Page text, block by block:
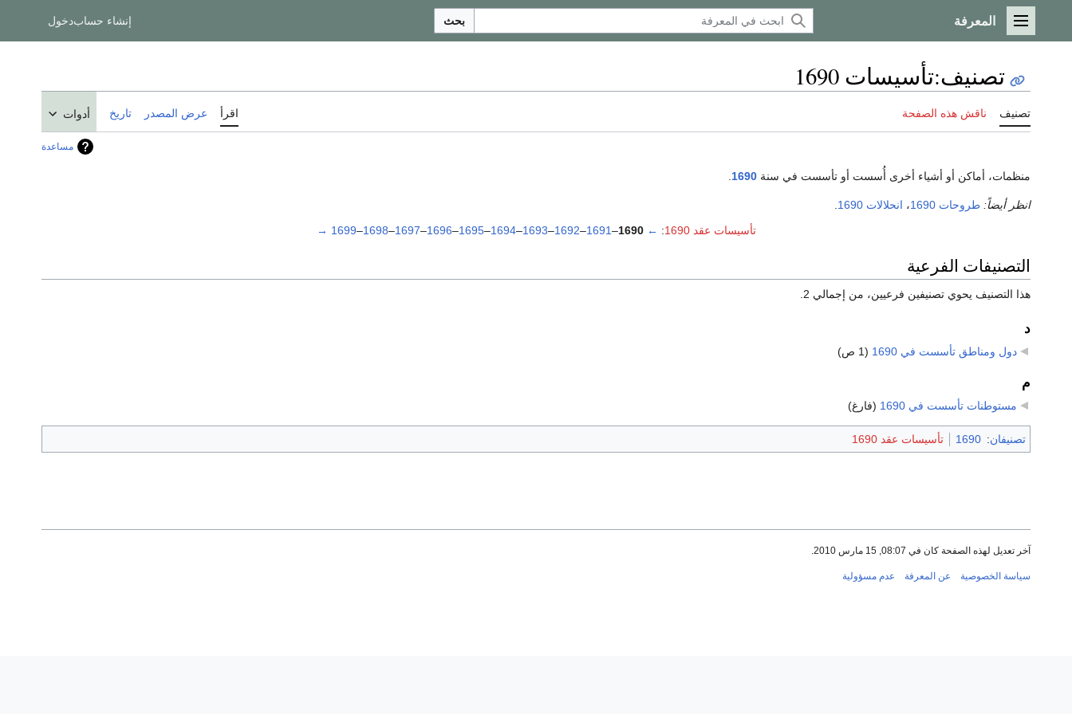
القائمة الرئيسية
المعرفة بحث إنشاء حسابدخول
تصنيف:تأسيسات 1690
تصنيف ناقش هذه الصفحة اقرأ عرض المصدر تاريخ أدوات
مساعدة
منظمات، أماكن أو أشياء أخرى أُسست أو تأسست في سنة 1690
انظر أيضاً: طروحات 1690 ، انحلالات 1690
تأسيسات عقد 1690
:
←
1690
–
1691
–
1692
–
1693
–
1694
–
1695
–
1696
–
1697
–
1698
–
1699
→
التصنيفات الفرعية
هذا التصنيف يحوي تصنيفين فرعيين، من إجمالي 2.
د
دول ومناطق تأسست في 1690 (1 ص)
م
مستوطنات تأسست في 1690 (فارغ)
تصنيفان:
1690 تأسيسات عقد 1690
آخر تعديل لهذه الصفحة كان في 08:07, 15 مارس 2010.
سياسة الخصوصية عن المعرفة عدم مسؤولية